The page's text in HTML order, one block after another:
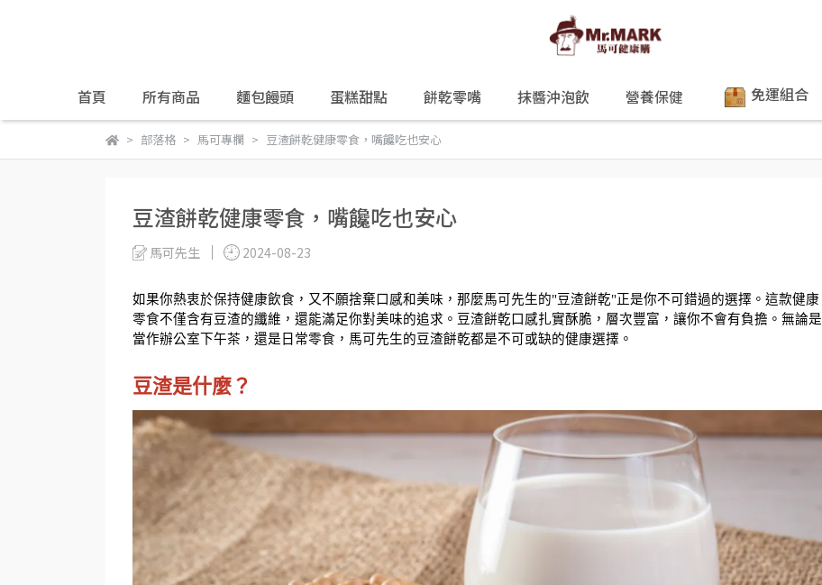
首頁 所有商品 麵包饅頭 蛋糕甜點 餅乾零嘴 抹醬沖泡飲 營養保健 免運組合
部落格 馬可專欄 豆渣餅乾健康零食，嘴饞吃也安心
豆渣餅乾健康零食，嘴饞吃也安心
馬可先生 2024-08-23
如果你熱衷於保持健康飲食，又不願捨棄口感和美味，那麼馬可先生的"豆渣餅乾"正是你不可錯過的選擇。這款健康
零食不僅含有豆渣的纖維，還能滿足你對美味的追求。豆渣餅乾口感扎實酥脆，層次豐富，讓你不會有負擔。無論是
當作辦公室下午茶，還是日常零食，馬可先生的豆渣餅乾都是不可或缺的健康選擇。
豆渣是什麼？